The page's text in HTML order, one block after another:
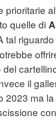
prioritarie
quelle di
tal
il
2023 ma